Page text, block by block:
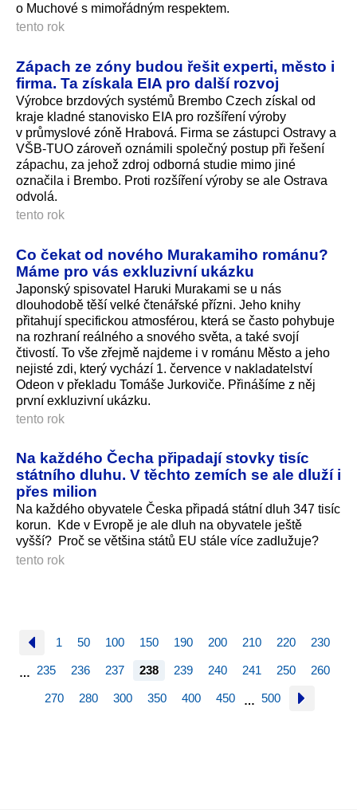
o Muchové s mimořádným respektem.
tento rok
Zápach ze zóny budou řešit experti, město i
firma. Ta získala EIA pro další rozvoj
Výrobce brzdových systémů Brembo Czech získal od
kraje kladné stanovisko EIA pro rozšíření výroby
v průmyslové zóně Hrabová. Firma se zástupci Ostravy a
VŠB-TUO zároveň oznámili společný postup při řešení
zápachu, za jehož zdroj odborná studie mimo jiné
označila i Brembo. Proti rozšíření výroby se ale Ostrava
odvolá.
tento rok
Co čekat od nového Murakamiho románu?
Máme pro vás exkluzivní ukázku
Japonský spisovatel Haruki Murakami se u nás
dlouhodobě těší velké čtenářské přízni. Jeho knihy
přitahují specifickou atmosférou, která se často pohybuje
na rozhraní reálného a snového světa, a také svojí
čtivostí. To vše zřejmě najdeme i v románu Město a jeho
nejisté zdi, který vychází 1. července v nakladatelství
Odeon v překladu Tomáše Jurkoviče. Přinášíme z něj
první exkluzivní ukázku.
tento rok
Na každého Čecha připadají stovky tisíc
státního dluhu. V těchto zemích se ale dluží i
přes milion
Na každého obyvatele Česka připadá státní dluh 347 tisíc
korun. Kde v Evropě je ale dluh na obyvatele ještě
vyšší? Proč se většina států EU stále více zadlužuje?
tento rok
1 50 100 150 190 200 210 220 230
… 235 236 237 238 239 240 241 250 260
270 280 300 350 400 450 … 500